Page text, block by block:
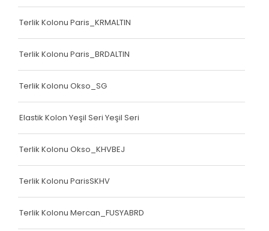
Terlik Kolonu Paris_KRMALTIN
Terlik Kolonu Paris_BRDALTIN
Terlik Kolonu Okso_SG
Elastik Kolon Yeşil Seri Yeşil Seri
Terlik Kolonu Okso_KHVBEJ
Terlik Kolonu ParisSKHV
Terlik Kolonu Mercan_FUSYABRD